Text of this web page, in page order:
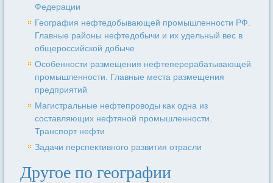
Федерации
География нефтедобывающей промышленности РФ.
Главные районы нефтедобычи и их удельный вес в
общероссийской добыче
Особенности размещения нефтеперерабатывающей
промышленности. Главные места размещения
предприятий
Магистральные нефтепроводы как одна из
составляющих нефтяной промышленности.
Транспорт нефти
Задачи перспективного развития отрасли
Другое по географии